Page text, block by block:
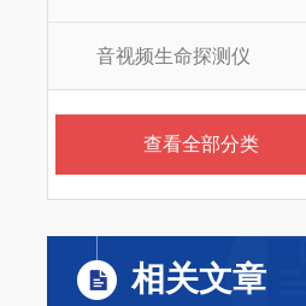
音视频生命探测仪
查看全部分类
相关文章